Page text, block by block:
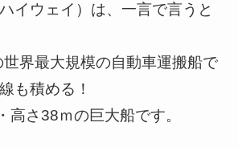
イウェイ）は、一言で言うと
界最大規模の自動車運搬船で
も積める！
高さ38ｍの巨大船です。